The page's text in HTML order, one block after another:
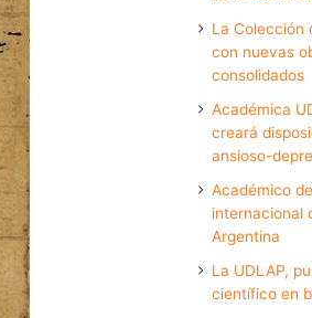
La Colección
con nuevas
consolidados
Académica
creará
ansioso-
Académico
internacional
Argentina
La UDLAP,
científico en